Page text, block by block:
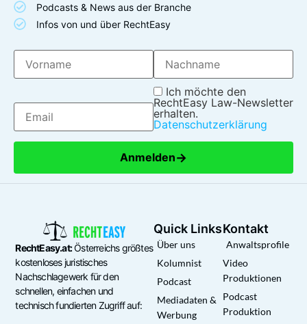
Podcasts & News aus der Branche
Infos von und über RechtEasy
Ich möchte den
RechtEasy Law-Newsletter
erhalten.
Datenschutzerklärung
Anmelden→
RechtEasy.at:Österreichs größtes
kostenloses juristisches
Nachschlagewerk für den
schnellen, einfachen und
technisch fundierten Zugriff auf:
Quick Links
Über uns
Kolumnist
Podcast
Mediadaten &
Werbung
Kontakt
Anwaltsprofile
Video
Produktionen
Podcast
Produktion